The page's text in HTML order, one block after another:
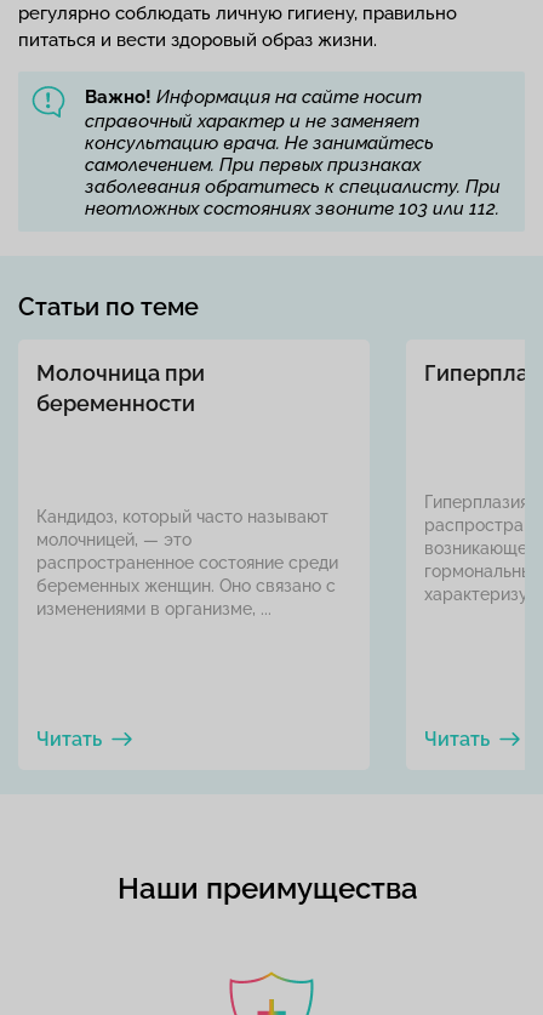
регулярно соблюдать личную гигиену, правильно
питаться и вести здоровый образ жизни.
Важно! Информация на сайте носит
справочный характер и не заменяет
консультацию врача. Не занимайтесь
самолечением. При первых признаках
заболевания обратитесь к специалисту. При
неотложных состояниях звоните 103 или 112.
Статьи по теме
Молочница при
беременности
Кандидоз, который часто называют
молочницей, — это
распространенное состояние среди
беременных женщин. Оно связано с
изменениями в организме, ...
Читать
Гиперплазия
возникающее
Читать
Наши преимущества